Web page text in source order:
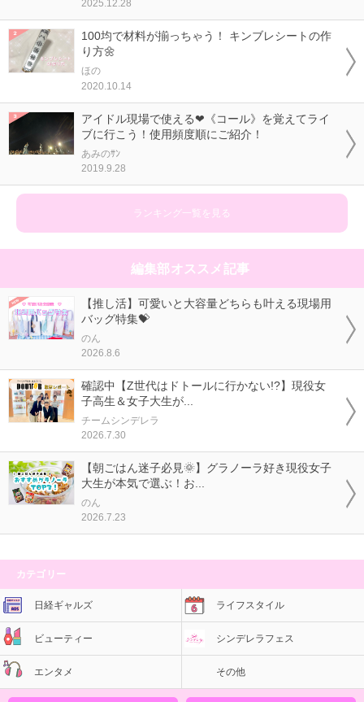
2025.12.28
100均で材料が揃っちゃう！ キンブレシートの作
り方🌼
ほの
2020.10.14
アイドル現場で使える❤《コール》を覚えてライ
ブに行こう！使用頻度順にご紹介！
あみのｻﾝ
2019.9.28
ランキング一覧を見る
編集部オススメ記事
【推し活】可愛いと大容量どちらも叶える現場用
バッグ特集💝
のん
2026.8.6
確認中【Z世代はドトールに行かない!?】現役女
子高生＆女子大生が...
チームシンデレラ
2026.7.30
【朝ごはん迷子必見🌞】グラノーラ好き現役女子
大生が本気で選ぶ！お...
のん
2026.7.23
カテゴリー
日経ギャルズ ライフスタイル
ビューティー シンデレラフェス
エンタメ その他